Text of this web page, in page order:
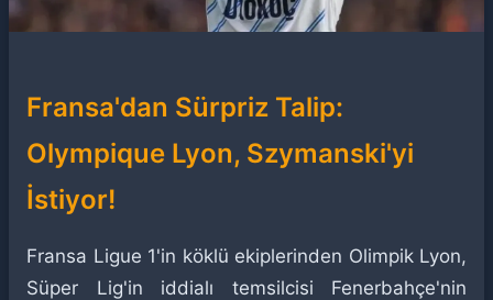
Fransa'dan Sürpriz Talip:
Olympique Lyon, Szymanski'yi
İstiyor!
Fransa Ligue 1'in köklü ekiplerinden Olimpik Lyon,
Süper Lig'in iddialı temsilcisi Fenerbahçe'nin